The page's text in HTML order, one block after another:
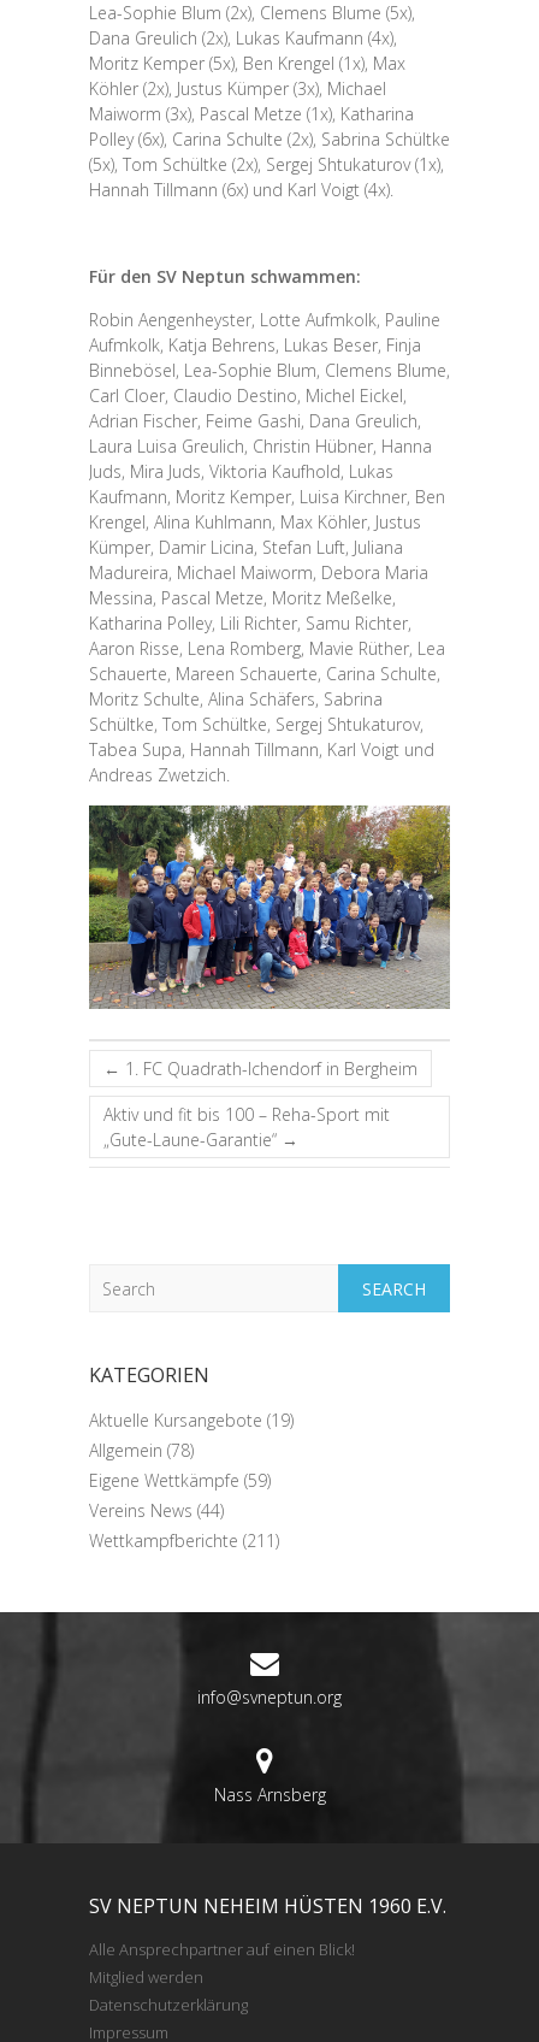
Lea-Sophie Blum (2x), Clemens Blume (5x),
Dana Greulich (2x), Lukas Kaufmann (4x),
Moritz Kemper (5x), Ben Krengel (1x), Max
Köhler (2x), Justus Kümper (3x), Michael
Maiworm (3x), Pascal Metze (1x), Katharina
Polley (6x), Carina Schulte (2x), Sabrina Schültke
(5x), Tom Schültke (2x), Sergej Shtukaturov (1x),
Hannah Tillmann (6x) und Karl Voigt (4x).
Für den SV Neptun schwammen:
Robin Aengenheyster, Lotte Aufmkolk, Pauline
Aufmkolk, Katja Behrens, Lukas Beser, Finja
Binnebösel, Lea-Sophie Blum, Clemens Blume,
Carl Cloer, Claudio Destino, Michel Eickel,
Adrian Fischer, Feime Gashi, Dana Greulich,
Laura Luisa Greulich, Christin Hübner, Hanna
Juds, Mira Juds, Viktoria Kaufhold, Lukas
Kaufmann, Moritz Kemper, Luisa Kirchner, Ben
Krengel, Alina Kuhlmann, Max Köhler, Justus
Kümper, Damir Licina, Stefan Luft, Juliana
Madureira, Michael Maiworm, Debora Maria
Messina, Pascal Metze, Moritz Meßelke,
Katharina Polley, Lili Richter, Samu Richter,
Aaron Risse, Lena Romberg, Mavie Rüther, Lea
Schauerte, Mareen Schauerte, Carina Schulte,
Moritz Schulte, Alina Schäfers, Sabrina
Schültke, Tom Schültke, Sergej Shtukaturov,
Tabea Supa, Hannah Tillmann, Karl Voigt und
Andreas Zwetzich.
← 1. FC Quadrath-Ichendorf in Bergheim
Aktiv und fit bis 100 – Reha-Sport mit
„Gute-Laune-Garantie“ →
Search
KATEGORIEN
Aktuelle Kursangebote (19)
Allgemein (78)
Eigene Wettkämpfe (59)
Vereins News (44)
Wettkampfberichte (211)
info@svneptun.org
Nass Arnsberg
SV NEPTUN NEHEIM HÜSTEN 1960 E.V.
Alle Ansprechpartner auf einen Blick!
Mitglied werden
Datenschutzerklärung
Impressum